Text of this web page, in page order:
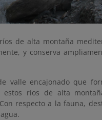
de alta montaña
y conserva
valle encajonado que
ríos de alta
respecto a la fauna,